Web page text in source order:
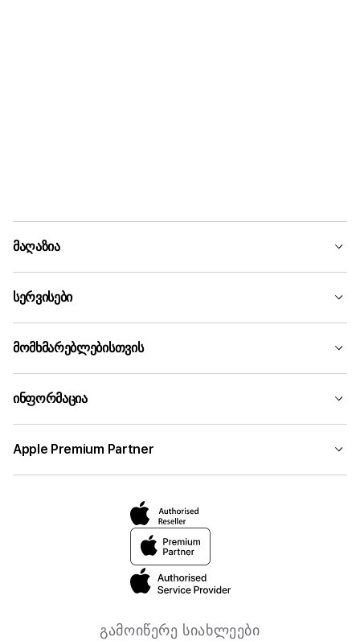
მაღაზია
სერვისები
მომხმარებლებისთვის
ინფორმაცია
Apple Premium Partner
გამოიწერე სიახლეები